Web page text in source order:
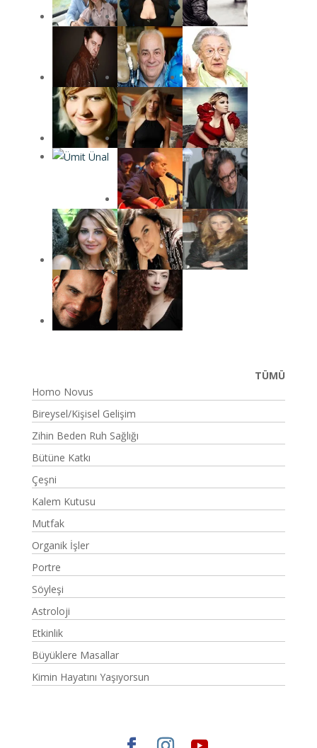
TÜMÜ
Homo Novus
Bireysel/Kişisel Gelişim
Zihin Beden Ruh Sağlığı
Bütüne Katkı
Çeşni
Kalem Kutusu
Mutfak
Organik İşler
Portre
Söyleşi
Astroloji
Etkinlik
Büyüklere Masallar
Kimin Hayatını Yaşıyorsun